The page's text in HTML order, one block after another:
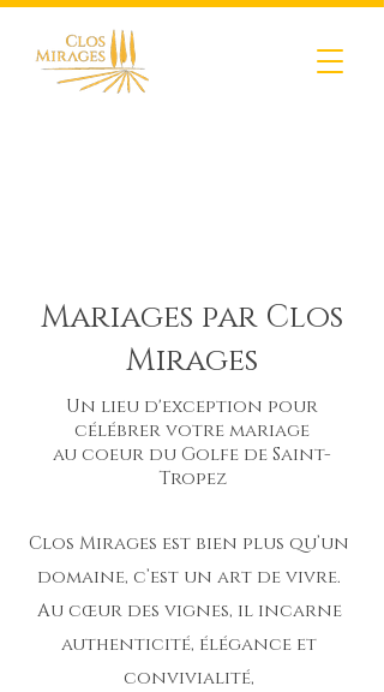
Mariages par Clos
Mirages
Un lieu d'exception pour
célébrer votre mariage
au coeur du Golfe de Saint-
Tropez
Clos Mirages est bien plus qu’un
domaine, c’est un art de vivre.
Au cœur des vignes, il incarne
authenticité, élégance et
convivialité,